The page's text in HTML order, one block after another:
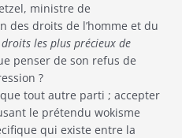
ministre de
des droits de l’homme et du
les plus précieux de
penser de son refus de
?
tout autre parti ; accepter
le prétendu wokisme
qui existe entre la